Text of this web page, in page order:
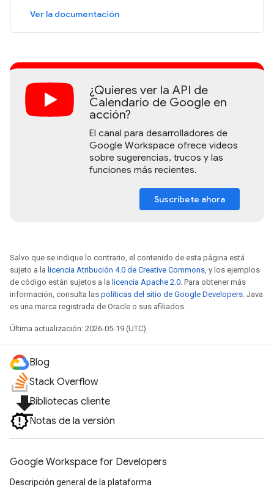
Ver la documentación
¿Quieres ver la API de
Calendario de Google en
acción?
El canal para desarrolladores de
Google Workspace ofrece videos
sobre sugerencias, trucos y las
funciones más recientes.
Suscríbete ahora
Salvo que se indique lo contrario, el contenido de esta página está
sujeto a la licencia Atribución 4.0 de Creative Commons , y los ejemplos
de código están sujetos a la licencia Apache 2.0 . Para obtener más
información, consulta las políticas del sitio de Google Developers . Java
es una marca registrada de Oracle o sus afiliados.
Última actualización: 2026-05-19 (UTC)
Blog
Stack Overflow
file_downloadBibliotecas cliente
Notas de la versión
Google Workspace for Developers
Descripción general de la plataforma